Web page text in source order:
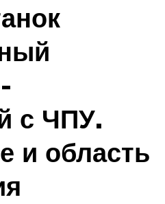
с ЧПУ.
и область